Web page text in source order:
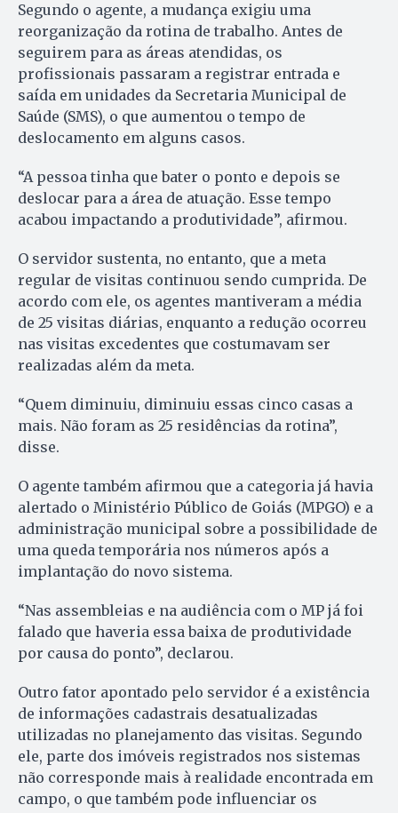
Segundo o agente, a mudança exigiu uma
reorganização da rotina de trabalho. Antes de
seguirem para as áreas atendidas, os
profissionais passaram a registrar entrada e
saída em unidades da Secretaria Municipal de
Saúde (SMS), o que aumentou o tempo de
deslocamento em alguns casos.
“A pessoa tinha que bater o ponto e depois se
deslocar para a área de atuação. Esse tempo
acabou impactando a produtividade”, afirmou.
O servidor sustenta, no entanto, que a meta
regular de visitas continuou sendo cumprida. De
acordo com ele, os agentes mantiveram a média
de 25 visitas diárias, enquanto a redução ocorreu
nas visitas excedentes que costumavam ser
realizadas além da meta.
“Quem diminuiu, diminuiu essas cinco casas a
mais. Não foram as 25 residências da rotina”,
disse.
O agente também afirmou que a categoria já havia
alertado o Ministério Público de Goiás (MPGO) e a
administração municipal sobre a possibilidade de
uma queda temporária nos números após a
implantação do novo sistema.
“Nas assembleias e na audiência com o MP já foi
falado que haveria essa baixa de produtividade
por causa do ponto”, declarou.
Outro fator apontado pelo servidor é a existência
de informações cadastrais desatualizadas
utilizadas no planejamento das visitas. Segundo
ele, parte dos imóveis registrados nos sistemas
não corresponde mais à realidade encontrada em
campo, o que também pode influenciar os